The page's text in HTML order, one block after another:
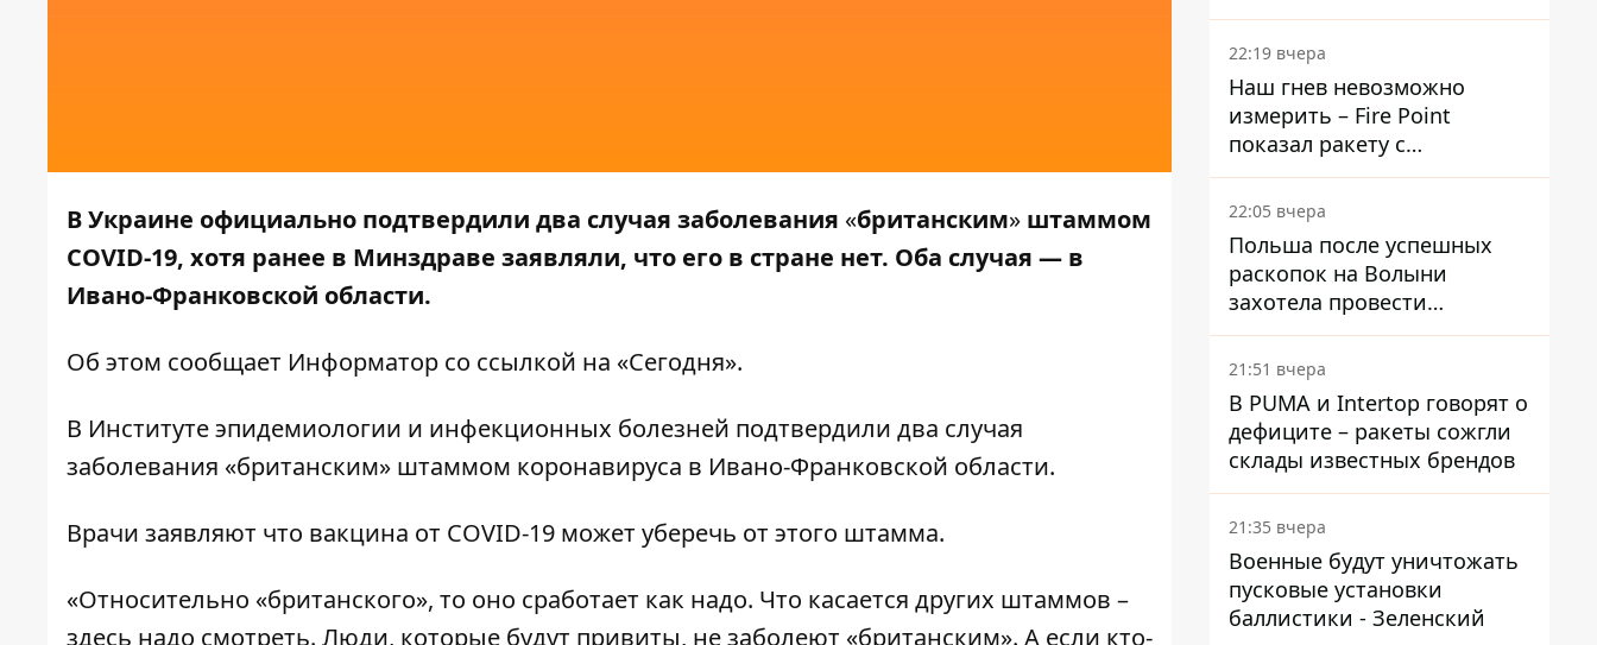
В Украине официально подтвердили два случая заболевания «британским» штаммом
COVID-19, хотя ранее в Минздраве заявляли, что его в стране нет. Оба случая — в
Ивано-Франковской области.
Об этом сообщает Информатор со ссылкой на «Сегодня».
В Институте эпидемиологии и инфекционных болезней подтвердили два случая
заболевания «британским» штаммом коронавируса в Ивано-Франковской области.
Врачи заявляют что вакцина от COVID-19 может уберечь от этого штамма.
«Относительно «британского», то оно сработает как надо. Что касается других штаммов –
здесь надо смотреть. Люди, которые будут привиты, не заболеют «британским». А если кто-
раскрыли детали
22:19 вчера
Наш гнев невозможно
измерить – Fire Point
показал ракету с
загадочной отметкой 723
22:05 вчера
Польша после успешных
раскопок на Волыни
захотела провести
эксгумацию в новых местах
21:51 вчера
В PUMA и Intertop говорят о
дефиците – ракеты сожгли
склады известных брендов
21:35 вчера
Военные будут уничтожать
пусковые установки
баллистики - Зеленский